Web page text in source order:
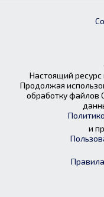
Настоящий
Продолжая
обработку файлов
и